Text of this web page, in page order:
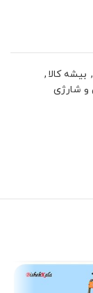
, بیشه کالا ,
و شارژی